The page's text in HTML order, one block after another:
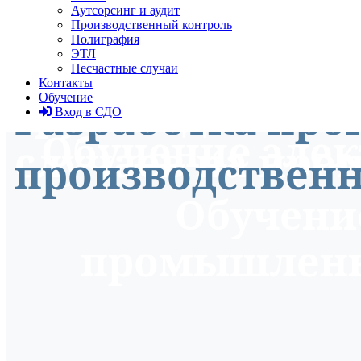
Аутсорсинг и аудит
Производственный контроль
Полиграфия
ЭТЛ
Несчастные случаи
Контакты
Обучение
Вход в СДО
Строительство,
Обучение
Расследование
случаев на
Разработка